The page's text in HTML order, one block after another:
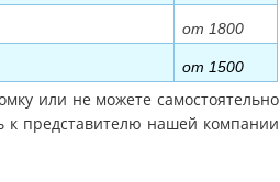
от 1800
от 1500
или не можете самостоятельно
к представителю нашей компании